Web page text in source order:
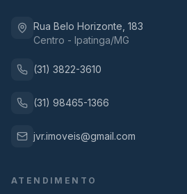
Rua Belo Horizonte, 183
Centro - Ipatinga/MG
(31) 3822-3610
(31) 98465-1366
jvr.imoveis@gmail.com
ATENDIMENTO